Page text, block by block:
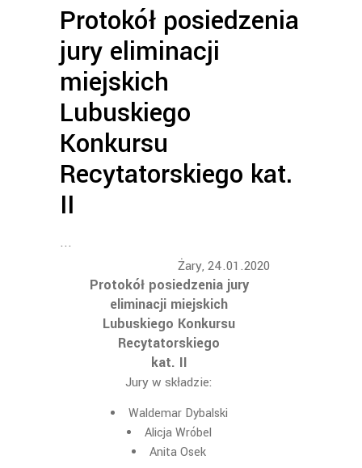
Protokół posiedzenia
jury eliminacji
miejskich
Lubuskiego
Konkursu
Recytatorskiego kat.
II
Żary, 24.01.2020
Protokół posiedzenia jury
eliminacji miejskich
Lubuskiego Konkursu
Recytatorskiego
kat. II
Jury w składzie:
Waldemar Dybalski
Alicja Wróbel
Anita Osek